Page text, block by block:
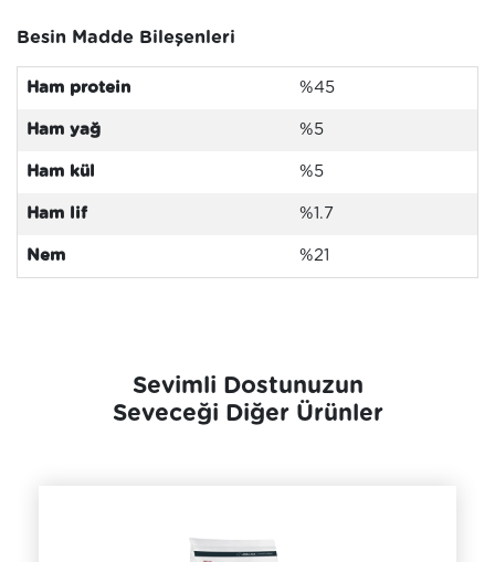
Besin Madde Bileşenleri
Ham protein %45
Ham yağ %5
Ham kül %5
Ham lif %1.7
Nem %21
Sevimli Dostunuzun
Seveceği Diğer Ürünler